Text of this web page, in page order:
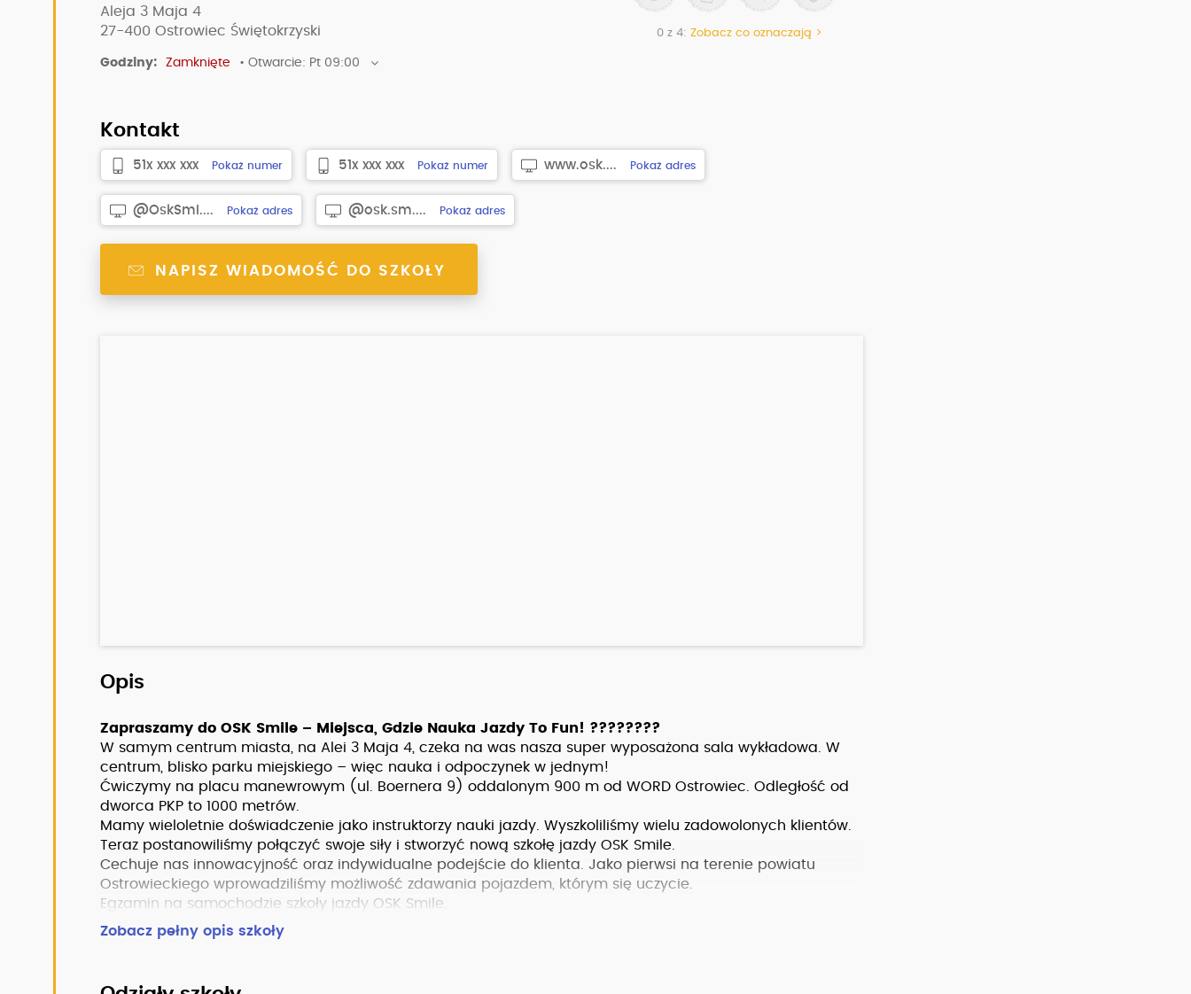
0 z 4: Zobacz co oznaczają >
Aleja 3 Maja 4
27-400 Ostrowiec Świętokrzyski
Godziny: Zamknięte • Otwarcie: Pt 09:00
Kontakt
51x xxx xxx Pokaż numer 51x xxx xxx Pokaż numer www.osk.... Pokaż adres
@OskSmi.... Pokaż adres @osk.sm.... Pokaż adres
NAPISZ WIADOMOŚĆ DO SZKOŁY
Opis
Zapraszamy do OSK Smile – Miejsca, Gdzie Nauka Jazdy To Fun! ????????
W samym centrum miasta, na Alei 3 Maja 4, czeka na was nasza super wyposażona sala wykładowa. W
centrum, blisko parku miejskiego – więc nauka i odpoczynek w jednym!
Ćwiczymy na placu manewrowym (ul. Boernera 9) oddalonym 900 m od WORD Ostrowiec. Odległość od
dworca PKP to 1000 metrów.
Mamy wieloletnie doświadczenie jako instruktorzy nauki jazdy. Wyszkoliliśmy wielu zadowolonych klientów.
Teraz postanowiliśmy połączyć swoje siły i stworzyć nową szkołę jazdy OSK Smile.
Cechuje nas innowacyjność oraz indywidualne podejście do klienta. Jako pierwsi na terenie powiatu
Ostrowieckiego wprowadziliśmy możliwość zdawania pojazdem, którym się uczycie.
Egzamin na samochodzie szkoły jazdy OSK Smile.
Gwarantujemy bezstresową naukę jazdy, na najwyższym poziomie merytorycznym.
Zobacz pełny opis szkoły